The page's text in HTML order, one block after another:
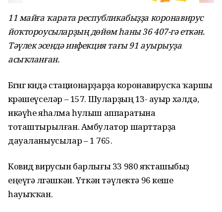
11 майға ҡарата республикабыҙҙа коронавирус
йоҡтороусыларҙың дөйөм һаны 36 407-гә еткән.
Тәүлек эсендә инфекция тағы 91 ауырыуҙа
асыҡланған.
Бөгөнгө көндә стационарҙарҙа коронавирусҡа ҡаршы
көрәшеүселәр – 157. Шуларҙың 13-ө ауыр хәлдә,
икәүһе яһалма һулыш аппаратына
тоташтырылған. Амбулатор шарттарҙа
дауаланыусылар – 1 765.
Ковид вирусын барлығы 33 980 яҡташыбыҙ
еңеүгә өлгәшкән. Үткән тәүлектә 96 кеше
һауыҡҡан.